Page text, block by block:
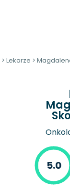
> Lekarze >
5.0